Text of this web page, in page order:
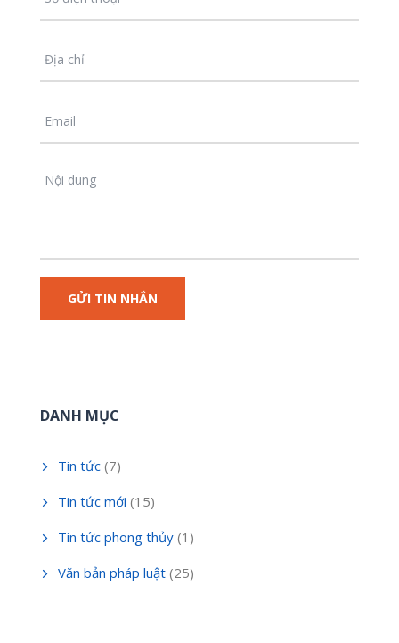
DANH MỤC
Tin tức (7)
Tin tức mới (15)
Tin tức phong thủy (1)
Văn bản pháp luật (25)